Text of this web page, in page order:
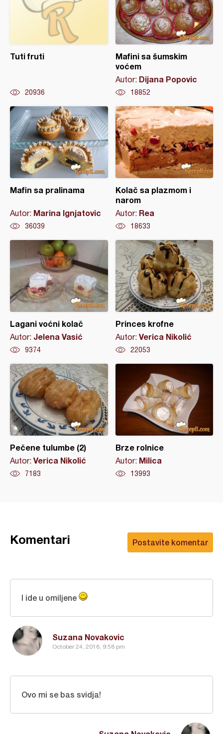
Tuti fruti
20936
Mafini sa šumskim
voćem
Autor: Dijana Popovic
18852
Mafin sa pralinama
Autor: Marina Ignjatovic
36039
Kolač sa plazmom i
narom
Autor: Rea
18633
Lagani voćni kolač
Autor: Jelena Vasić
9374
Princes krofne
Autor: Verica Nikolić
22053
Pečene tulumbe (2)
Autor: Verica Nikolić
7183
Brze rolnice
Autor: Milica
13993
Postavite komentar
Komentari
Suzana Novakovic
October 24, 2016, 9:58 pm
I ide u omiljene
Ovo mi se bas svidja!